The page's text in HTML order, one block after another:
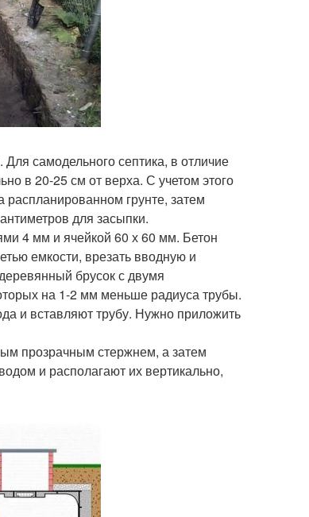
самодельного септика, в отличие
в 20-25 см от верха. С учетом этого
грунте, затем
для засыпки.
4 мм и ячейкой 60 х 60 мм. Бетон
емкости, врезать вводную и
брусок с двумя
на 1-2 мм меньше радиуса трубы.
и вставляют трубу. Нужно приложить
прозрачным стержнем, а затем
и располагают их вертикально,